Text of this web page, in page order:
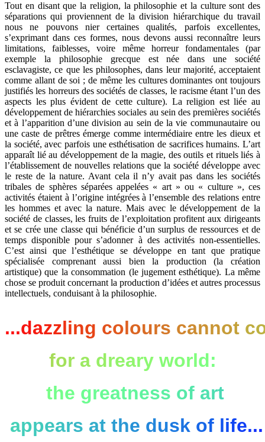
Tout en disant que la religion, la philosophie et la culture sont des
séparations qui proviennent de la division hiérarchique du travail
nous ne pouvons nier certaines qualités, parfois excellentes,
s’exprimant dans ces formes, nous devons aussi reconnaître leurs
limitations, faiblesses, voire même horreur fondamentales (par
exemple la philosophie grecque est née dans une société
esclavagiste, ce que les philosophes, dans leur majorité, acceptaient
comme allant de soi ; de même les cultures dominantes ont toujours
justifiés les horreurs des sociétés de classes, le racisme étant l’un des
aspects les plus évident de cette culture). La religion est liée au
développement de hiérarchies sociales au sein des premières sociétés
et à l’apparition d’une division au sein de la vie communautaire ou
une caste de prêtres émerge comme intermédiaire entre les dieux et
la société, avec parfois une esthétisation de sacrifices humains. L’art
apparaît lié au développement de la magie, des outils et rituels liés à
l’établissement de nouvelles relations que la société développe avec
le reste de la nature. Avant cela il n’y avait pas dans les sociétés
tribales de sphères séparées appelées « art » ou « culture », ces
activités étaient à l’origine intégrées à l’ensemble des relations entre
les hommes et avec la nature. Mais avec le développement de la
société de classes, les fruits de l’exploitation profitent aux dirigeants
et se crée une classe qui bénéficie d’un surplus de ressources et de
temps disponible pour s’adonner à des activités non-essentielles.
C’est ainsi que l’esthétique se développe en tant que pratique
spécialisée comprenant aussi bien la production (la création
artistique) que la consommation (le jugement esthétique). La même
chose se produit concernant la production d’idées et autres processus
intellectuels, conduisant à la philosophie.
...dazzling colours cannot c
for a dreary world:
the greatness of art
appears at the dusk of life...